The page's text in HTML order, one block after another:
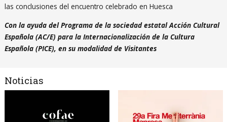
las conclusiones del encuentro celebrado en Huesca
Con la ayuda del Programa de la sociedad estatal Acción Cultural
Española (AC/E) para la Internacionalización de la Cultura
Española (PICE), en su modalidad de Visitantes
Noticias